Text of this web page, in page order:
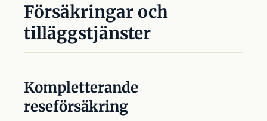
Försäkringar och
tilläggstjänster
Kompletterande
reseförsäkring